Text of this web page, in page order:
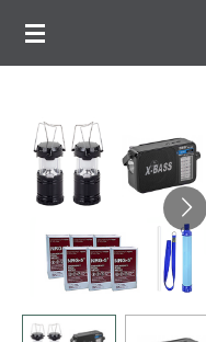
Ga
hoofdinhoud